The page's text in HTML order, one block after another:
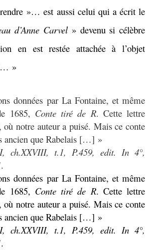
»… est aussi celui qui a écrit le
d’Anne Carvel» devenu si célèbre
en est restée attachée à l’objet
»
données par La Fontaine, et même
1685, Conte tiré de R. Cette lettre
où notre auteur a puisé. Mais ce conte
ancien que Rabelais […] »
ch.XXVIII, t.1, P.459, edit. In 4°,
.
données par La Fontaine, et même
1685, Conte tiré de R. Cette lettre
où notre auteur a puisé. Mais ce conte
ancien que Rabelais […] »
ch.XXVIII, t.1, P.459, edit. In 4°,
.